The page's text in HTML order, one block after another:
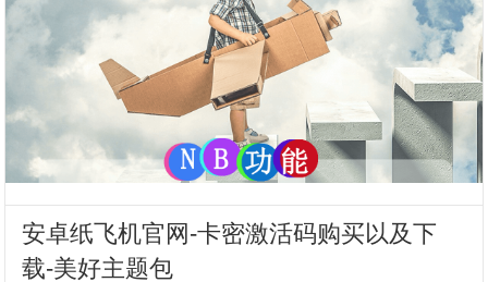
安卓纸飞机官网-卡密激活码购买以及下
载-美好主题包